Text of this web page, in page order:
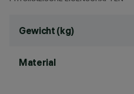
Gewicht (kg)
Material